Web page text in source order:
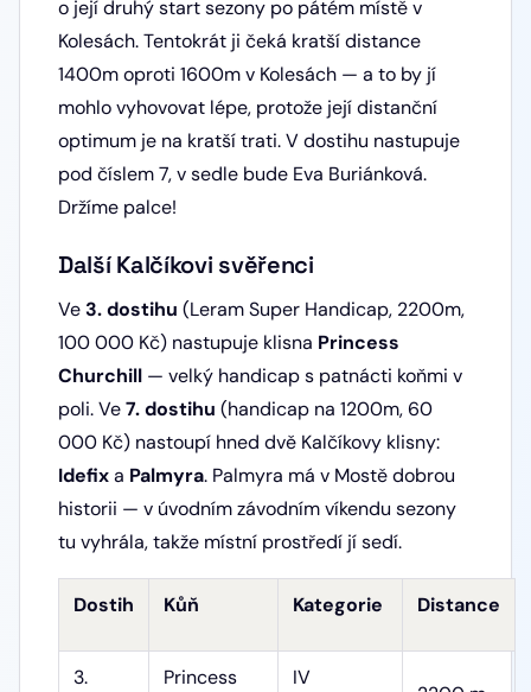
o její druhý start sezony po pátém místě v
Kolesách. Tentokrát ji čeká kratší distance
1400m oproti 1600m v Kolesách — a to by jí
mohlo vyhovovat lépe, protože její distanční
optimum je na kratší trati. V dostihu nastupuje
pod číslem 7, v sedle bude Eva Buriánková.
Držíme palce!
Další Kalčíkovi svěřenci
Ve3. dostihu (Leram Super Handicap, 2200m,
100 000 Kč) nastupuje klisna Princess
Churchill — velký handicap s patnácti koňmi v
poli. Ve7. dostihu (handicap na 1200m, 60
000 Kč) nastoupí hned dvě Kalčíkovy klisny:
Idefixa Palmyra. Palmyra má v Mostě dobrou
historii — v úvodním závodním víkendu sezony
tu vyhrála, takže místní prostředí jí sedí.
Dostih Kůň Kategorie Distance
3.
Princess
IV